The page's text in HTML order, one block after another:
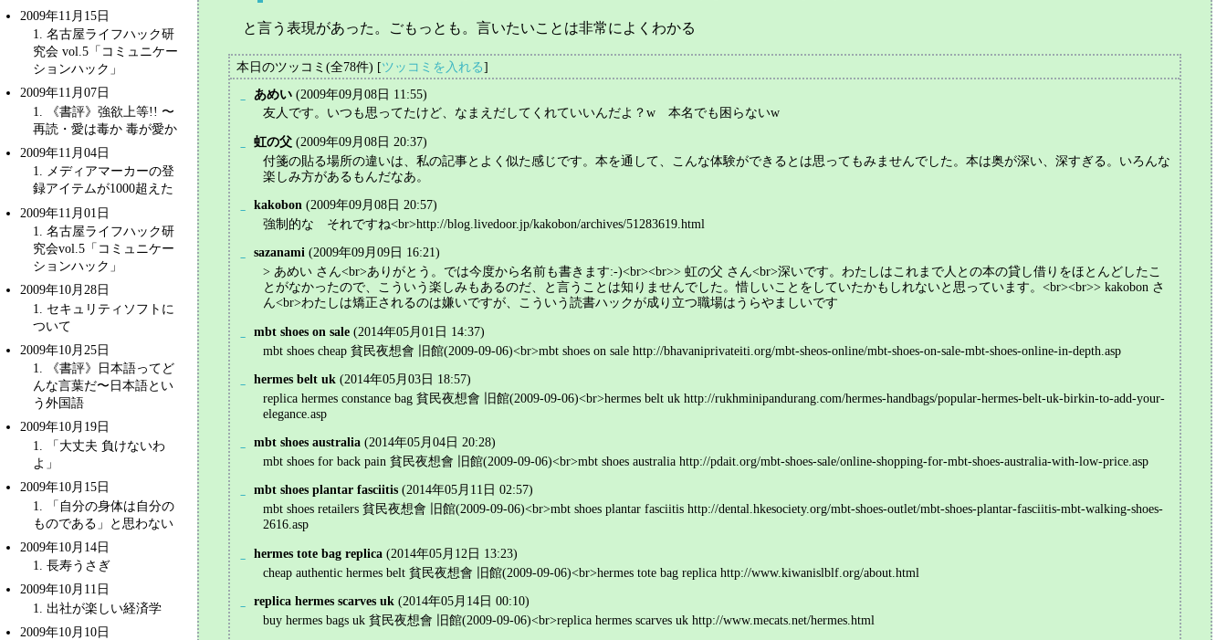
と言う表現があった。ごもっとも。言いたいことは非常によくわかる
本日のツッコミ(全78件) [ツッコミを入れる]
あめい (2009年09月08日 11:55)
友人です。いつも思ってたけど、なまえだしてくれていいんだよ？w 本名でも困らないw
虹の父 (2009年09月08日 20:37)
付箋の貼る場所の違いは、私の記事とよく似た感じです。本を通して、こんな体験ができるとは思ってもみませんでした。本は奥が深い、深すぎる。いろんな
楽しみ方があるもんだなあ。
kakobon (2009年09月08日 20:57)
強制的な それですね<br>http://blog.livedoor.jp/kakobon/archives/51283619.html
sazanami (2009年09月09日 16:21)
> あめい さん<br>ありがとう。では今度から名前も書きます:-)<br><br>> 虹の父 さん<br>深いです。わたしはこれまで人との本の貸し借りをほとんどしたこ
とがなかったので、こういう楽しみもあるのだ、と言うことは知りませんでした。惜しいことをしていたかもしれないと思っています。<br><br>> kakobon さ
ん<br>わたしは矯正されるのは嫌いですが、こういう読書ハックが成り立つ職場はうらやましいです
mbt shoes on sale (2014年05月01日 14:37)
mbt shoes cheap 貧民夜想會 旧館(2009-09-06)<br>mbt shoes on sale http://bhavaniprivateiti.org/mbt-sheos-online/mbt-shoes-on-sale-mbt-shoes-online-in-depth.asp
hermes belt uk (2014年05月03日 18:57)
replica hermes constance bag 貧民夜想會 旧館(2009-09-06)<br>hermes belt uk http://rukhminipandurang.com/hermes-handbags/popular-hermes-belt-uk-birkin-to-add-your-
elegance.asp
mbt shoes australia (2014年05月04日 20:28)
mbt shoes for back pain 貧民夜想會 旧館(2009-09-06)<br>mbt shoes australia http://pdait.org/mbt-shoes-sale/online-shopping-for-mbt-shoes-australia-with-low-price.asp
mbt shoes plantar fasciitis (2014年05月11日 02:57)
mbt shoes retailers 貧民夜想會 旧館(2009-09-06)<br>mbt shoes plantar fasciitis http://dental.hkesociety.org/mbt-shoes-outlet/mbt-shoes-plantar-fasciitis-mbt-walking-shoes-
2616.asp
hermes tote bag replica (2014年05月12日 13:23)
cheap authentic hermes belt 貧民夜想會 旧館(2009-09-06)<br>hermes tote bag replica http://www.kiwanislblf.org/about.html
replica hermes scarves uk (2014年05月14日 00:10)
buy hermes bags uk 貧民夜想會 旧館(2009-09-06)<br>replica hermes scarves uk http://www.mecats.net/hermes.html
2009年11月15日
1
. 名古屋ライフハック研
究会 vol.5「コミュニケー
ションハック」
2009年11月07日
1
. 《書評》強欲上等!! 〜
再読・ 愛は毒か 毒が愛か
2009年11月04日
1. メディアマーカーの登
録アイテムが1000超えた
2009年11月01日
1
名古屋ライフハック研
究会vol.5「コミュニケー
ションハック」
2009年10月28日
1
. セキュリティソフトに
ついて
2009年10月25日
1. 《書評》日本語ってど
んな言葉だ〜日本語とい
う外国語
2009年10月19日
1
. 「大丈夫 負けないわ
よ」
2009年10月15日
1
. 「自分の身体は自分の
ものである」と思わない
2009年10月14日
1
. 長寿うさぎ
2009年10月11日
1
出社が楽しい経済学
2009年10月10日